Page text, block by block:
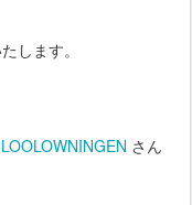
します。
LOOLOWNINGEN さん